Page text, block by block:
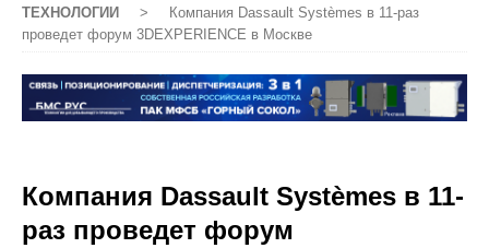
ТЕХНОЛОГИИ
>
Компания Dassault Systèmes в 11-раз
проведет форум 3DEXPERIENCE в Москве
Компания Dassault Systèmes в 11-
раз проведет форум